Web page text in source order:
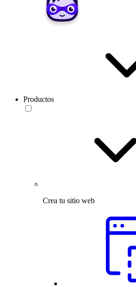
Productos
Crea tu sitio web